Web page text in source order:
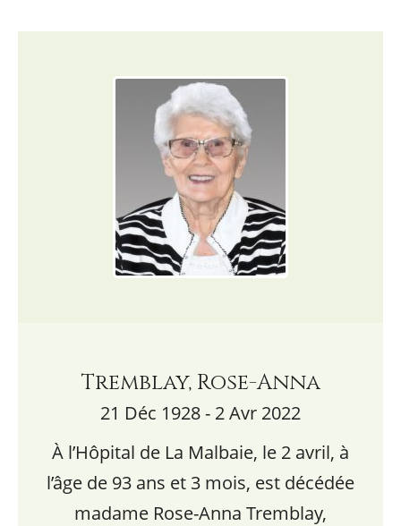
Tremblay, Rose-Anna
21 Déc 1928 - 2 Avr 2022
À l’Hôpital de La Malbaie, le 2 avril, à
l’âge de 93 ans et 3 mois, est décédée
madame Rose-Anna Tremblay,